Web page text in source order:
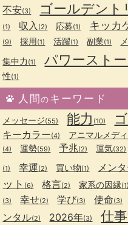
不安(3) ゴールデント
(1) 収入 (2) 応募(1) キッカ
(9) 採用(1) 活躍(1) 副業(1)
集中力 (1) パワースト
性(1)
人間のキーワード
メッセージ(55) 能力 (10)
キーカラー(4) アニマルメデ
(4) 運勢(59) 予兆(2) 運気(32)
(1) 幸運(2) 買い物(1) メン
ット (6) 格言(2) 家系の因縁(1)
(3) 幸せ(2) 学び(3) 使命(3)
ンタル(2) 2026年(3) 仕